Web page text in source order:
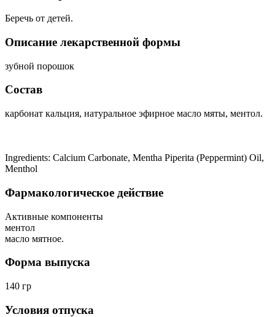
Беречь от детей.
Описание лекарственной формы
зубной порошок
Состав
карбонат кальция, натуральное эфирное масло мяты, ментол.
Ingredients: Calcium Carbonate, Mentha Piperita (Peppermint) Oil,
Menthol
Фармакологическое действие
Активные компоненты
ментол
масло мятное.
Форма выпуска
140 гр
Условия отпуска